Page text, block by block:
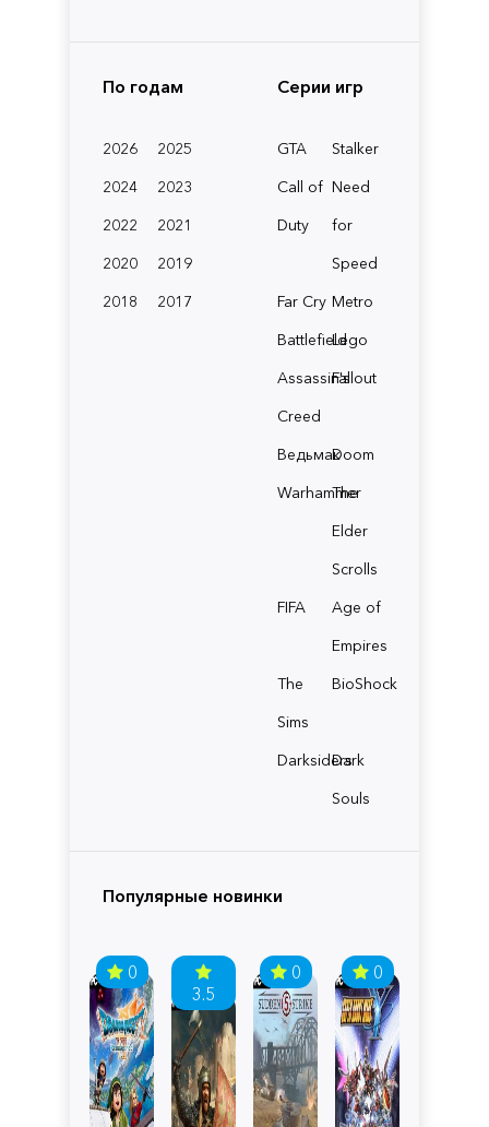
По годам
2026
2025
2024
2023
2022
2021
2020
2019
2018
2017
Серии игр
GTA
Stalker
Call of
Duty
Need
for
Speed
Far Cry Metro
BattlefieldLego
Assassin's
Creed
Fallout
ВедьмакDoom
Warhammer
The
Elder
Scrolls
FIFA
Age of
Empires
The
Sims
BioShock
Darksiders
Dark
Souls
Популярные новинки
0
3.5
0 0